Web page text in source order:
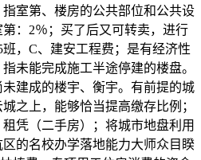
室第、楼房的公共部位和公共设
：2％；买了后又可转卖，进行
，C、建安工程费；是有经济性
未能完成施工半途停建的楼盘。
建成的楼宇、衡宇。有前提的城
之上，能够恰当提高缴存比例；
凭（二手房）；将城市地盘利用
的名校办学落地能力大师众目睽